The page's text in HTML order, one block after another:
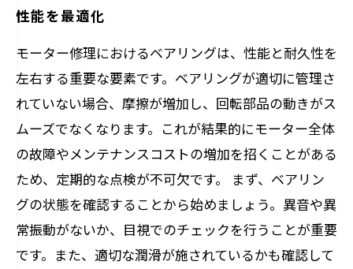
性能を最適化
モーター修理におけるベアリングは、性能と耐久性を
左右する重要な要素です。ベアリングが適切に管理さ
れていない場合、摩擦が増加し、回転部品の動きがス
ムーズでなくなります。これが結果的にモーター全体
の故障やメンテナンスコストの増加を招くことがある
ため、定期的な点検が不可欠です。 まず、ベアリン
グの状態を確認することから始めましょう。異音や異
常振動がないか、目視でのチェックを行うことが重要
です。また、適切な潤滑が施されているかも確認して